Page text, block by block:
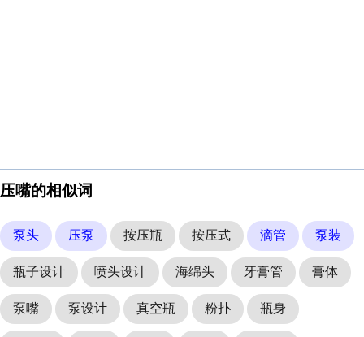
压嘴的相似词
泵头 压泵 按压瓶 按压式 滴管 泵装
瓶子设计 喷头设计 海绵头 牙膏管 膏体
泵嘴 泵设计 真空瓶 粉扑 瓶身